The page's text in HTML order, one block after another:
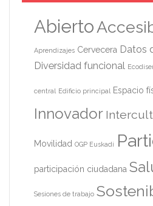
Abierto
Aprendizajes Cervecera Datos
Diversidad funcional
central Edificio principal Espacio
Innovador
Movilidad OGP Euskadi
participación ciudadana
Sesiones de trabajo